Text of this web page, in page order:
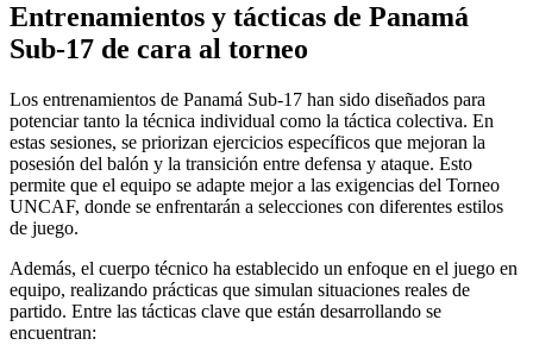
Entrenamientos y tácticas de Panamá
Sub-17 de cara al torneo
Los entrenamientos de Panamá Sub-17 han sido diseñados para
potenciar tanto la técnica individual como la táctica colectiva. En
estas sesiones, se priorizan ejercicios específicos que mejoran la
posesión del balón y la transición entre defensa y ataque. Esto
permite que el equipo se adapte mejor a las exigencias del Torneo
UNCAF, donde se enfrentarán a selecciones con diferentes estilos
de juego.
Además, el cuerpo técnico ha establecido un enfoque en el juego en
equipo, realizando prácticas que simulan situaciones reales de
partido. Entre las tácticas clave que están desarrollando se
encuentran: